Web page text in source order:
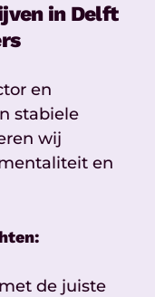
in Delft
en
stabiele
wij
en
de juiste